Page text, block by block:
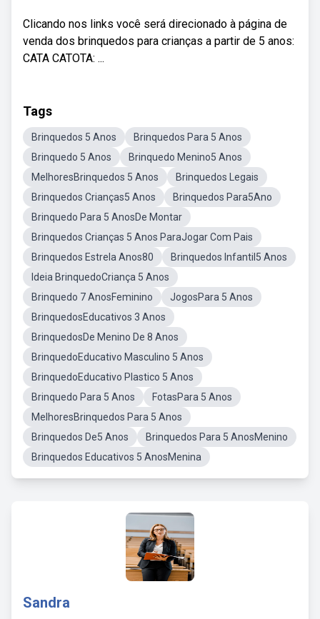
Clicando nos links você será direcionado à página de
venda dos brinquedos para crianças a partir de 5 anos:
CATA CATOTA: ...
Tags
Brinquedos 5 Anos
Brinquedos Para 5 Anos
Brinquedo 5 Anos
Brinquedo Menino5 Anos
MelhoresBrinquedos 5 Anos
Brinquedos Legais
Brinquedos Crianças5 Anos
Brinquedos Para5Ano
Brinquedo Para 5 AnosDe Montar
Brinquedos Crianças 5 Anos ParaJogar Com Pais
Brinquedos Estrela Anos80
Brinquedos Infantil5 Anos
Ideia BrinquedoCriança 5 Anos
Brinquedo 7 AnosFeminino
JogosPara 5 Anos
BrinquedosEducativos 3 Anos
BrinquedosDe Menino De 8 Anos
BrinquedoEducativo Masculino 5 Anos
BrinquedoEducativo Plastico 5 Anos
Brinquedo Para 5 Anos
FotasPara 5 Anos
MelhoresBrinquedos Para 5 Anos
Brinquedos De5 Anos
Brinquedos Para 5 AnosMenino
Brinquedos Educativos 5 AnosMenina
Sandra